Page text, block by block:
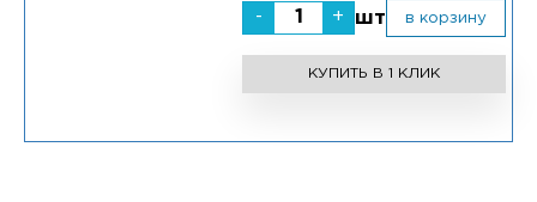
- + шт в корзину
КУПИТЬ В 1 КЛИК